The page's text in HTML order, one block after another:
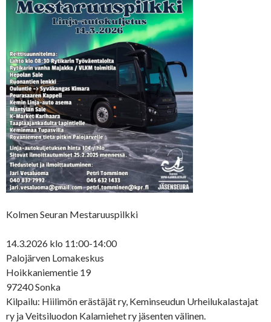
Kolmen Seuran Mestaruuspilkki
14.3.2026 klo 11:00-14:00
Palojärven Lomakeskus
Hoikkaniementie 19
97240 Sonka
Kilpailu: Hiilimön erästäjät ry, Keminseudun Urheilukalastajat
ry ja Veitsiluodon Kalamiehet ry jäsenten välinen.